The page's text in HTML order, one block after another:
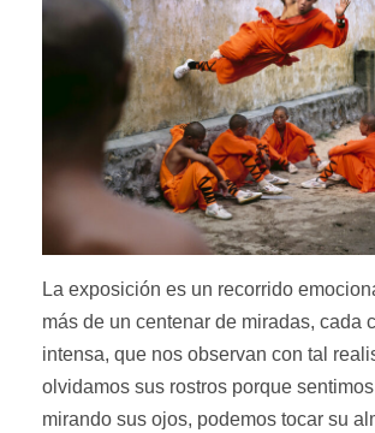
La exposición es un recorrido
más de un centenar de miradas, cada
intensa, que nos observan con tal
olvidamos sus rostros porque
mirando sus ojos, podemos tocar su